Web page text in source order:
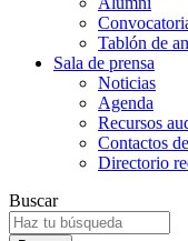
Tablón de
Sala de prensa
Noticias
Agenda
Recursos
Contactos
Directorio
Buscar